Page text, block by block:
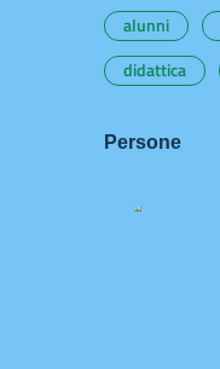
alunni
didattica
Persone